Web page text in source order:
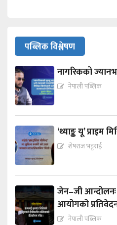
पब्लिक विश्लेषण
नागरिकको
नेपाली पब्लिक
‘थ्याङ्क यू’ प्राइम
शेषराज भट्टराई
जेन–जी
आयोगको
नेपाली पब्लिक